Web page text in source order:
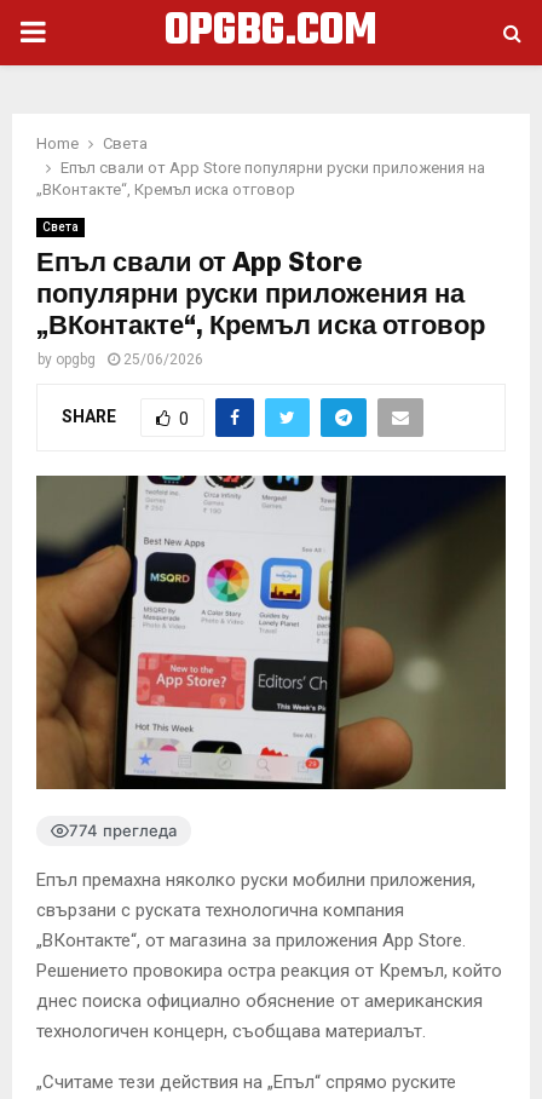
PRIMARY
OPGBG.COM
Home
Света
Епъл свали от App Store популярни руски приложения на
„ВКонтакте“, Кремъл иска отговор
Света
Епъл свали от App Store
популярни руски приложения на
„ВКонтакте“, Кремъл иска отговор
by opgbg 25/06/2026
SHARE 0
774 прегледа
Епъл премахна няколко руски мобилни приложения,
свързани с руската технологична компания
„ВКонтакте“, от магазина за приложения App Store.
Решението провокира остра реакция от Кремъл, който
днес поиска официално обяснение от американския
технологичен концерн, съобщава материалът.
„Считаме тези действия на „Епъл“ спрямо руските